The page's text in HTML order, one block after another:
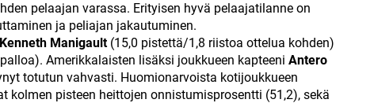
pelaajan varassa. Erityisen hyvä pelaajatilanne on
ja peliajan jakautuminen.
Kenneth Manigault (15,0 pistettä/1,8 riistoa ottelua kohden)
Amerikkalaisten lisäksi joukkueen kapteeni Antero
totutun vahvasti. Huomionarvoista kotijoukkueen
pisteen heittojen onnistumisprosentti (51,2), sekä